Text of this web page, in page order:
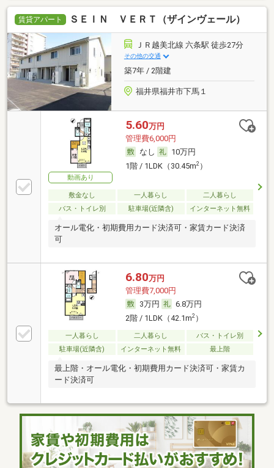
賃貸アパート ＳＥＩＮ ＶＥＲＴ（ザインヴェール）
ＪＲ越美北線 六条駅 徒歩27分
その他の交通
築7年 / 2階建
福井県福井市下馬１
動画あり
5.60万円
管理費6,000円
なし
10万円
1階 / 1LDK（30.45m2）
敷金なし 一人暮らし
二人暮らし
バス・トイレ別
駐車場(近隣含) インターネット無料
オール電化・初期費用カード決済可・家賃カード決済
可
6.80万円
管理費7,000円
3万円
6.8万円
2階 / 1LDK（42.1m2）
一人暮らし 二人暮らし
バス・トイレ別
駐車場(近隣含)
インターネット無料 最上階
最上階・オール電化・初期費用カード決済可・家賃カ
ード決済可